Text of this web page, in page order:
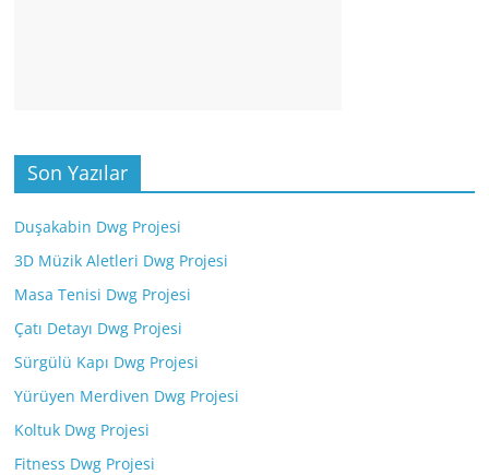
Son Yazılar
Duşakabin Dwg Projesi
3D Müzik Aletleri Dwg Projesi
Masa Tenisi Dwg Projesi
Çatı Detayı Dwg Projesi
Sürgülü Kapı Dwg Projesi
Yürüyen Merdiven Dwg Projesi
Koltuk Dwg Projesi
Fitness Dwg Projesi